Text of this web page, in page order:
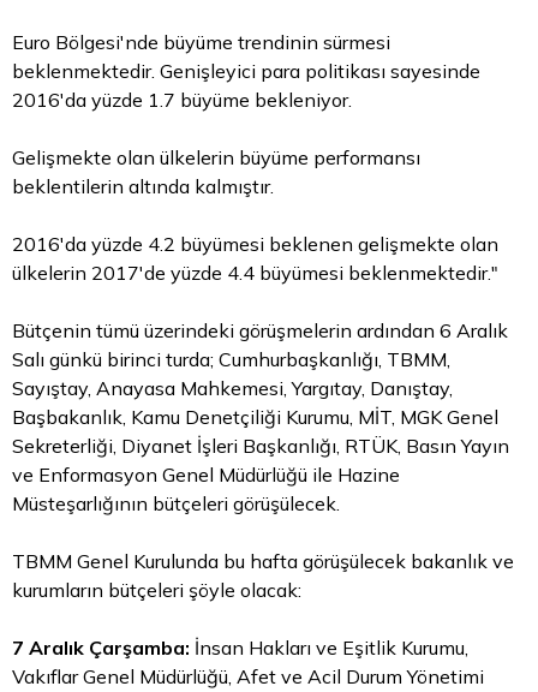
Euro Bölgesi'nde büyüme trendinin sürmesi
beklenmektedir. Genişleyici para politikası sayesinde
2016'da yüzde 1.7 büyüme bekleniyor.
Gelişmekte olan ülkelerin büyüme performansı
beklentilerin altında kalmıştır.
2016'da yüzde 4.2 büyümesi beklenen gelişmekte olan
ülkelerin 2017'de yüzde 4.4 büyümesi beklenmektedir."
Bütçenin tümü üzerindeki görüşmelerin ardından 6 Aralık
Salı günkü birinci turda; Cumhurbaşkanlığı, TBMM,
Sayıştay, Anayasa Mahkemesi, Yargıtay, Danıştay,
Başbakanlık, Kamu Denetçiliği Kurumu, MİT, MGK Genel
Sekreterliği, Diyanet İşleri Başkanlığı, RTÜK, Basın Yayın
ve Enformasyon Genel Müdürlüğü ile Hazine
Müsteşarlığının bütçeleri görüşülecek.
TBMM Genel Kurulunda bu hafta görüşülecek bakanlık ve
kurumların bütçeleri şöyle olacak:
7 Aralık Çarşamba: İnsan Hakları ve Eşitlik Kurumu,
Vakıflar Genel Müdürlüğü, Afet ve Acil Durum Yönetimi